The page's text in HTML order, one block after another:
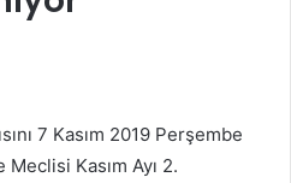
7 Kasım 2019 Perşembe
Kasım Ayı 2.